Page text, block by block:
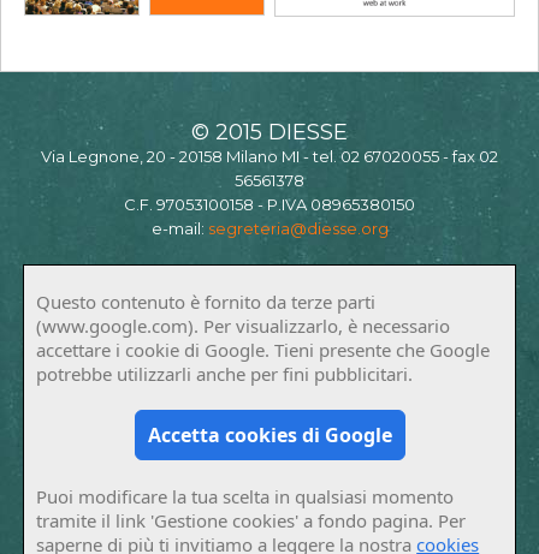
© 2015 DIESSE
Via Legnone, 20 - 20158 Milano MI - tel. 02 67020055 - fax 02
56561378
C.F. 97053100158 - P.IVA 08965380150
e-mail: segreteria@diesse.org
Questo contenuto è fornito da terze parti
(www.google.com). Per visualizzarlo, è necessario
accettare i cookie di Google. Tieni presente che Google
potrebbe utilizzarli anche per fini pubblicitari.
Accetta cookies di Google
Puoi modificare la tua scelta in qualsiasi momento
tramite il link 'Gestione cookies' a fondo pagina. Per
saperne di più ti invitiamo a leggere la nostracookies